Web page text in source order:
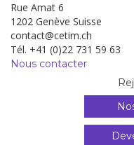
Rue Amat 6
1202 Genève Suisse
contact@cetim.ch
Tél. +41 (0)22 731 59 63
Nous contacter